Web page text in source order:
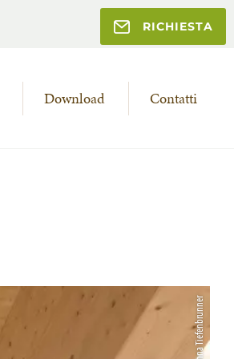
RICHIESTA
Download Contatti